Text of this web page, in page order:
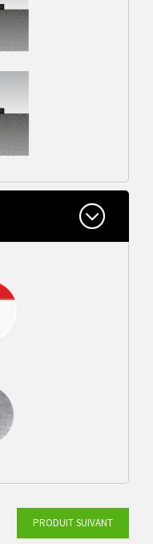
200
PRODUIT SUIVANT